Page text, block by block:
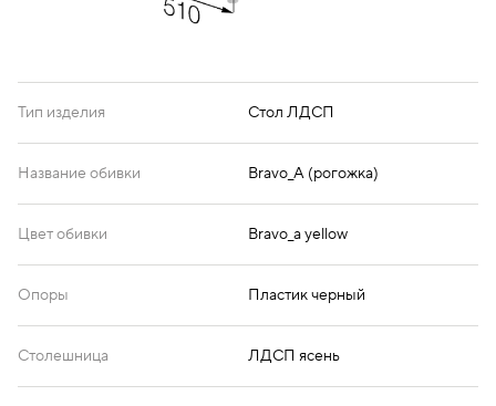
Тип изделия Стол ЛДСП
Название обивки Bravo_A (рогожка)
Цвет обивки Bravo_a yellow
Опоры Пластик черный
Столешница ЛДСП ясень